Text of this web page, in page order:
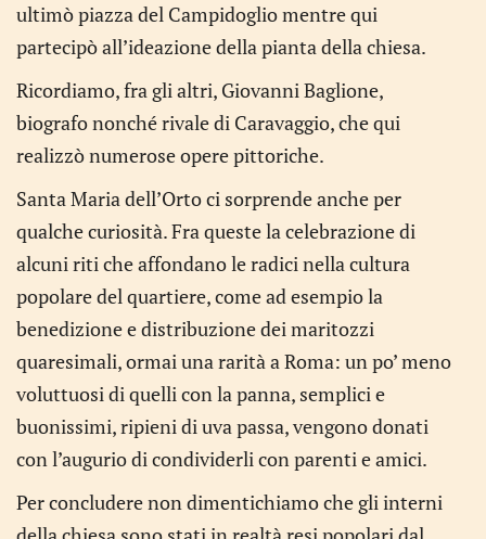
ultimò piazza del Campidoglio mentre qui
partecipò all’ideazione della pianta della chiesa.
Ricordiamo, fra gli altri, Giovanni Baglione,
biografo nonché rivale di Caravaggio, che qui
realizzò numerose opere pittoriche.
Santa Maria dell’Orto ci sorprende anche per
qualche curiosità. Fra queste la celebrazione di
alcuni riti che affondano le radici nella cultura
popolare del quartiere, come ad esempio la
benedizione e distribuzione dei maritozzi
quaresimali, ormai una rarità a Roma: un po’ meno
voluttuosi di quelli con la panna, semplici e
buonissimi, ripieni di uva passa, vengono donati
con l’augurio di condividerli con parenti e amici.
Per concludere non dimentichiamo che gli interni